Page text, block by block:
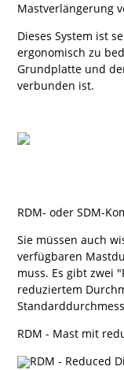
Mastverlängerung
Dieses System ist
ergonomisch zu
Grundplatte und
verbunden ist.
RDM- oder SDM-
Sie müssen auch
verfügbaren
muss. Es gibt zwei
reduziertem
RDM - Mast mit